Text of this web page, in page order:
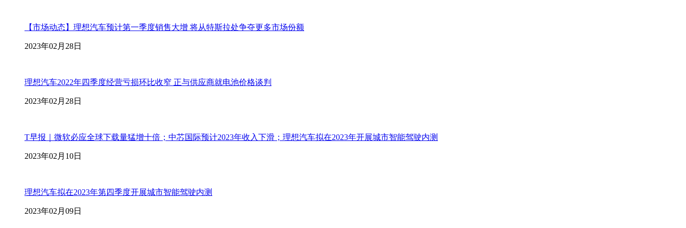
【市场动态】理想汽车预计第一季度销售大增 将从特斯拉处争夺更多市场份额
2023年02月28日
理想汽车2022年四季度经营亏损环比收窄 正与供应商就电池价格谈判
2023年02月28日
T早报｜微软必应全球下载量猛增十倍；中芯国际预计2023年收入下滑；理想汽车拟在2023年开展城市智能驾驶内测
2023年02月10日
理想汽车拟在2023年第四季度开展城市智能驾驶内测
2023年02月09日